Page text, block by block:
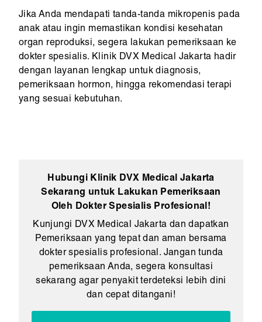
Jika Anda mendapati tanda-tanda mikropenis pada
anak atau ingin memastikan kondisi kesehatan
organ reproduksi, segera lakukan pemeriksaan ke
dokter spesialis. Klinik DVX Medical Jakarta hadir
dengan layanan lengkap untuk diagnosis,
pemeriksaan hormon, hingga rekomendasi terapi
yang sesuai kebutuhan.
Hubungi Klinik DVX Medical Jakarta
Sekarang untuk Lakukan Pemeriksaan
Oleh Dokter Spesialis Profesional!
Kunjungi DVX Medical Jakarta dan dapatkan
Pemeriksaan yang tepat dan aman bersama
dokter spesialis profesional. Jangan tunda
pemeriksaan Anda, segera konsultasi
sekarang agar penyakit terdeteksi lebih dini
dan cepat ditangani!